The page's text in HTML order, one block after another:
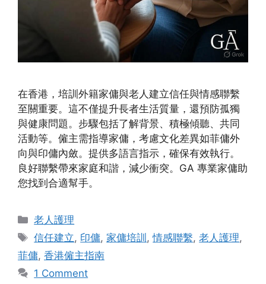
在香港，培訓外籍家傭與老人建立信任與情感聯繫
至關重要。這不僅提升長者生活質量，還預防孤獨
與健康問題。步驟包括了解背景、積極傾聽、共同
活動等。僱主需指導家傭，考慮文化差異如菲傭外
向與印傭內斂。提供多語言指示，確保有效執行。
良好聯繫帶來家庭和諧，減少衝突。GA 專業家傭助
您找到合適幫手。
Categories
老人護理
Tags
信任建立, 印傭, 家傭培訓 ,情感聯繫,老人護理,
菲傭, 香港僱主指南
1 Comment